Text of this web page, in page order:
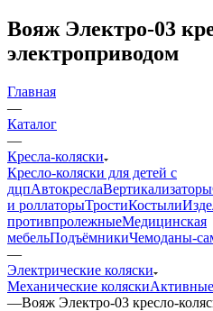
Вояж Электро-03
электроприводом
Главная
—
Каталог
—
Кресла-коляски
Кресло-коляски для детей с
дцпАвтокреслаВертикализаторы
и роллаторыТростиКостыли
противпролежныеМедицинская
мебельПодъёмникиЧемоданы-
—
Электрические коляски
Механические коляски
—Вояж Электро-03 кресло-